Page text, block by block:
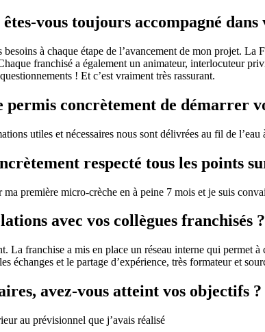
vous toujours accompagné
à chaque étape de l’avancement de mon projet.
franchisé a également un animateur, interlocuteur
! Et c’est vraiment très rassurant.
concrètement de démarrer
utiles et nécessaires nous sont délivrées au fil de
respecté tous les points
première micro-crèche en à peine 7 mois et je suis
avec vos collègues
La franchise a mis en place un réseau interne qui permet
échanges et le partage d’expérience, très formateur et
avez-vous atteint vos objectifs ?
au prévisionnel que j’avais réalisé